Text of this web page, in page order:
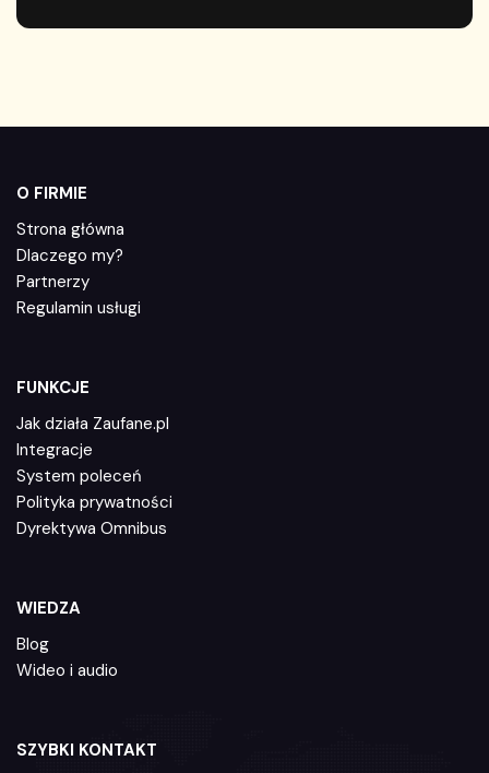
O FIRMIE
Strona główna
Dlaczego my?
Partnerzy
Regulamin usługi
FUNKCJE
Jak działa Zaufane.pl
Integracje
System poleceń
Polityka prywatności
Dyrektywa Omnibus
WIEDZA
Blog
Wideo i audio
SZYBKI KONTAKT